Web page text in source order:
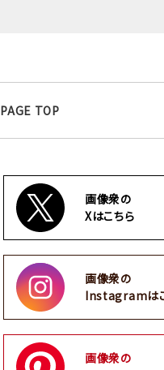
PAGE TOP
画像衆の
Xはこちら
画像衆の
Instagramは
画像衆の